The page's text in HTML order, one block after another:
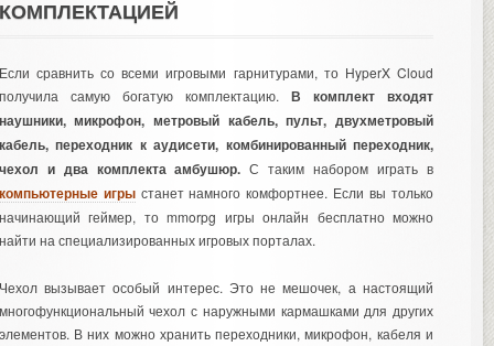
сравнить со всеми игровыми гарнитурами, то HyperX Cloud
самую богатую комплектацию. В комплект входят
микрофон, метровый кабель, пульт, двухметровый
переходник к аудисети, комбинированный переходник,
и два комплекта амбушюр. С таким набором играть в
игрыстанет намного комфортнее. Если вы только
геймер, тоmmorpg игры онлайн бесплатноможно
на специализированных игровых порталах.
вызывает особый интерес. Это не мешочек, а настоящий
чехол с наружными кармашками для других
В них можно хранить переходники, микрофон, кабеля и